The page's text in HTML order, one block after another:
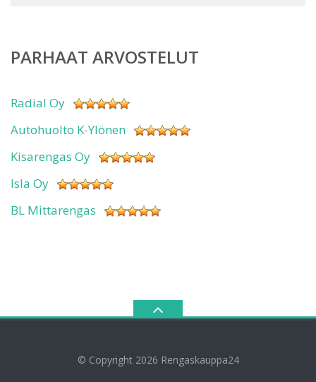
PARHAAT ARVOSTELUT
Radial Oy
Autohuolto K-Ylönen
Kisarengas Oy
Isla Oy
BL Mittarengas
© Copyright 2026 Rengaskauppa24